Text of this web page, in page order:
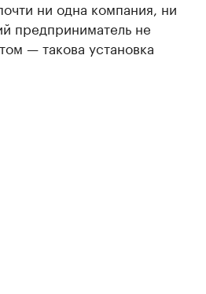
ни одна компания, ни
предприниматель не
— такова установка